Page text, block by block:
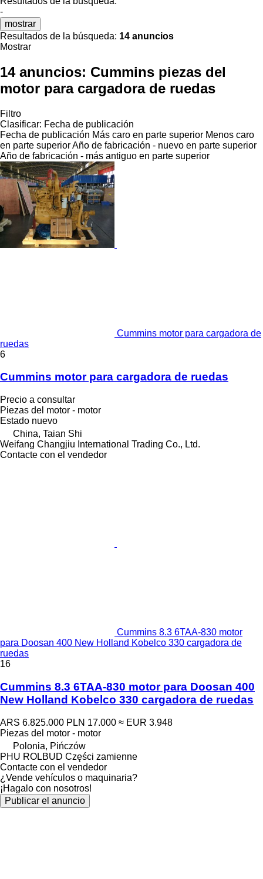
-
mostrar
Resultados de la búsqueda: 14 anuncios
Mostrar
14 anuncios: Cummins piezas del
motor para cargadora de ruedas
Filtro
Clasificar: Fecha de publicación
Fecha de publicación Más caro en parte superior Menos caro
en parte superiorAño de fabricación - nuevo en parte superior
Año de fabricación - más antiguo en parte superior
Cummins motor para cargadora de
ruedas
6
Cummins motor para cargadora de ruedas
Precio a consultar
Piezas del motor - motor
Estado nuevo
China, Taian Shi
Weifang Changjiu International Trading Co., Ltd.
Contacte con el vendedor
Cummins 8.3 6TAA-830 motor
para Doosan 400 New Holland Kobelco 330 cargadora de
ruedas
16
Cummins 8.3 6TAA-830 motor para Doosan 400
New Holland Kobelco 330 cargadora de ruedas
ARS 6.825.000 PLN 17.000 ≈ EUR 3.948
Piezas del motor - motor
Polonia, Pińczów
PHU ROLBUD Części zamienne
Contacte con el vendedor
¿Vende vehículos o maquinaria?
¡Hagalo con nosotros!
Publicar el anuncio